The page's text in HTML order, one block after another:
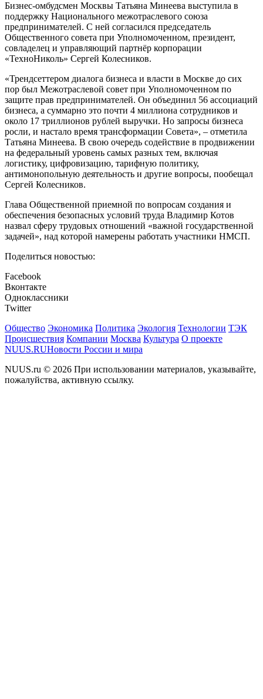
Бизнес-омбудсмен Москвы Татьяна Минеева выступила в
поддержку Национального межотраслевого союза
предпринимателей. С ней согласился председатель
Общественного совета при Уполномоченном, президент,
совладелец и управляющий партнёр корпорации
«ТехноНиколь» Сергей Колесников.
«Трендсеттером диалога бизнеса и власти в Москве до сих
пор был Межотраслевой совет при Уполномоченном по
защите прав предпринимателей. Он объединил 56 ассоциаций
бизнеса, а суммарно это почти 4 миллиона сотрудников и
около 17 триллионов рублей выручки. Но запросы бизнеса
росли, и настало время трансформации Совета», – отметила
Татьяна Минеева. В свою очередь содействие в продвижении
на федеральный уровень самых разных тем, включая
логистику, цифровизацию, тарифную политику,
антимонопольную деятельность и другие вопросы, пообещал
Сергей Колесников.
Глава Общественной приемной по вопросам создания и
обеспечения безопасных условий труда Владимир Котов
назвал сферу трудовых отношений «важной государственной
задачей», над которой намерены работать участники НМСП.
Поделиться новостью:
Facebook
Вконтакте
Одноклассники
Twitter
Общество Экономика Политика Экология Технологии ТЭК
Происшествия Компании Москва Культура О проекте
NUUS.RUНовости России и мира
NUUS.ru © 2026 При использовании материалов, указывайте,
пожалуйства, активную ссылку.